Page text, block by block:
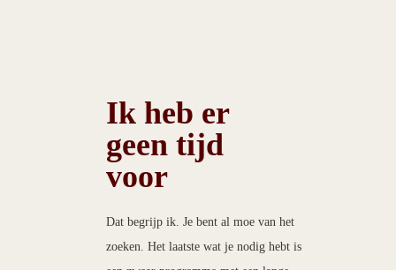
Ik heb er
geen tijd
voor
Dat begrijp ik. Je bent al moe van het
zoeken. Het laatste wat je nodig hebt is